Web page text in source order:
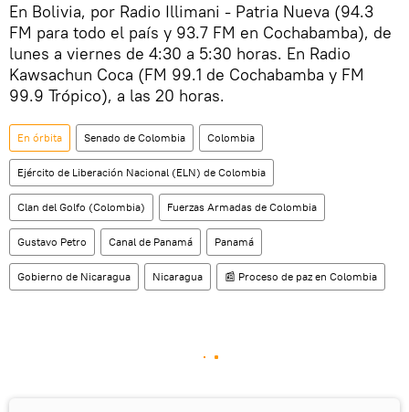
En Bolivia, por Radio Illimani - Patria Nueva (94.3
FM para todo el país y 93.7 FM en Cochabamba), de
lunes a viernes de 4:30 a 5:30 horas. En Radio
Kawsachun Coca (FM 99.1 de Cochabamba y FM
99.9 Trópico), a las 20 horas.
En órbita Senado de Colombia Colombia
Ejército de Liberación Nacional (ELN) de Colombia
Clan del Golfo (Colombia) Fuerzas Armadas de Colombia
Gustavo Petro Canal de Panamá Panamá
Gobierno de Nicaragua Nicaragua 📰 Proceso de paz en Colombia